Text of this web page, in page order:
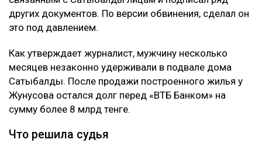
других документов. По версии обвинения, сделал он
это под давлением.
Как утверждает журналист, мужчину несколько
месяцев незаконно удерживали в подвале дома
Сатыбалды. После продажи построенного жилья у
Жунусова остался долг перед «ВТБ Банком» на
сумму более 8 млрд тенге.
Что решила судья